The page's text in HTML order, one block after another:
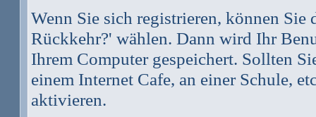
Wenn Sie sich registrieren, können
Rückkehr?' wählen. Dann wird Ihr
Ihrem Computer gespeichert. Sollten
einem Internet Cafe, an einer Schule,
aktivieren.